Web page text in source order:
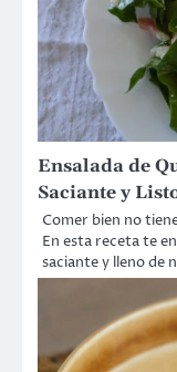
Ensalada de
Saciante y
Comer bien no
En esta receta te
saciante y lleno de